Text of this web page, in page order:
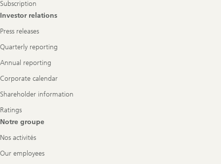
Subscription
Investor relations
Press releases
Quarterly reporting
Annual reporting
Corporate calendar
Shareholder information
Ratings
Notre groupe
Nos activités
Our employees